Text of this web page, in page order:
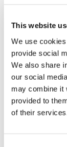
This website
We use
provide social
We also share
our social
may combine it
provided to
of their